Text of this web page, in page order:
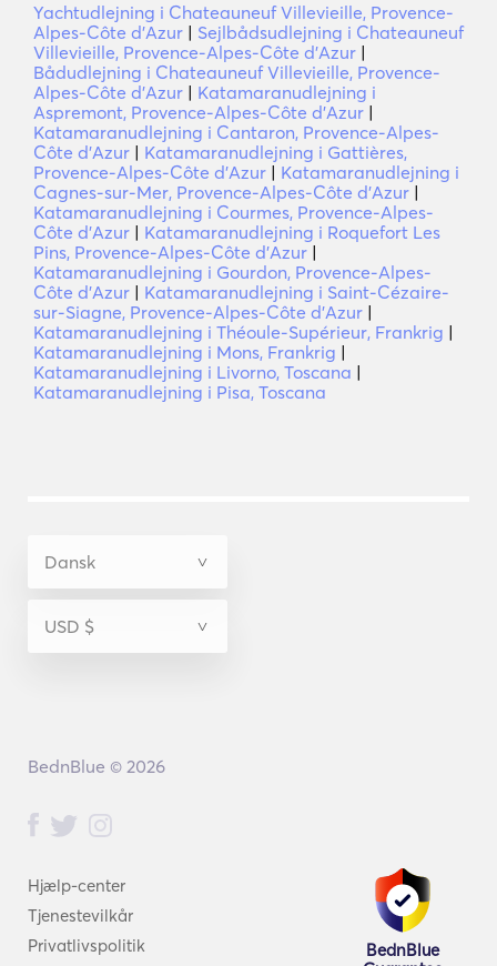
Yachtudlejning i Chateauneuf Villevieille, Provence-
Alpes-Côte d'Azur | Sejlbådsudlejning i Chateauneuf
Villevieille, Provence-Alpes-Côte d'Azur |
Bådudlejning i Chateauneuf Villevieille, Provence-
Alpes-Côte d'Azur | Katamaranudlejning i
Aspremont, Provence-Alpes-Côte d'Azur |
Katamaranudlejning i Cantaron, Provence-Alpes-
Côte d'Azur | Katamaranudlejning i Gattières,
Provence-Alpes-Côte d'Azur | Katamaranudlejning i
Cagnes-sur-Mer, Provence-Alpes-Côte d'Azur |
Katamaranudlejning i Courmes, Provence-Alpes-
Côte d'Azur | Katamaranudlejning i Roquefort Les
Pins, Provence-Alpes-Côte d'Azur |
Katamaranudlejning i Gourdon, Provence-Alpes-
Côte d'Azur | Katamaranudlejning i Saint-Cézaire-
sur-Siagne, Provence-Alpes-Côte d'Azur |
Katamaranudlejning i Théoule-Supérieur, Frankrig |
Katamaranudlejning i Mons, Frankrig |
Katamaranudlejning i Livorno, Toscana |
Katamaranudlejning i Pisa, Toscana
Hjælp-center
Tjenestevilkår
Privatlivspolitik
BednBlue
BednBlue © 2026